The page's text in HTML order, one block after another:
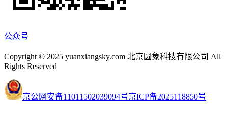
公众号
Copyright © 2025 yuanxiangsky.com 北京圆象科技有限公司 All
Rights Reserved
京公网安备11011502039094号京ICP备2025118850号